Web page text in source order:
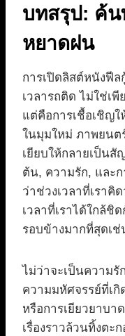
บทสรุป: ค้น
หยาดฝน
การเปิดลิสต์หนังฟี
เวลารถติด ไม่ใช่เ
แต่คือการเชื้อเชิญ
ในมุมใหม่ ภาพยนต
เยียบให้กลายเป็น
ต้น, ความรัก, และ
ว่าช่วงเวลาที่เราคิ
เวลาที่เราได้ใกล้ชิ
รอบข้างมากที่สุดเ
ไม่ว่าจะเป็นความรั
ความมหัศจรรย์ที่เ
หรือการเยียวยาบา
เรื่องราวล้วนทิ้งตะ